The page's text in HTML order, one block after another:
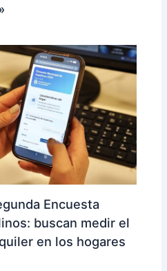
Encuesta
buscan medir el
en los hogares